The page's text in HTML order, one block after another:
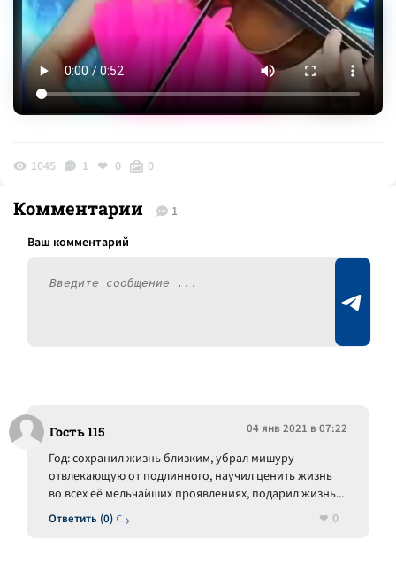
1045 1 0 0
Комментарии 1
Гость 115 04 янв 2021 в 07:22
Ответить (0)
Год: сохранил жизнь близким, убрал мишуру
отвлекающую от подлинного, научил ценить жизнь
во всех её мельчайших проявлениях, подарил жизнь...
0